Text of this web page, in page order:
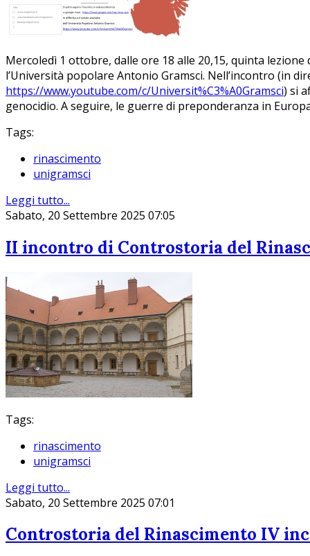
Mercoledì 1 ottobre, dalle ore 18 alle 20,15, quinta
l’Università popolare Antonio Gramsci. Nell’incontro (in
https://www.youtube.com/c/Universit%C3%A0Gramsci) si
genocidio. A seguire, le guerre di preponderanza in
Tags:
rinascimento
unigramsci
Leggi tutto...
Sabato, 20 Settembre 2025 07:05
II incontro di Controstoria del
Tags:
rinascimento
unigramsci
Leggi tutto...
Sabato, 20 Settembre 2025 07:01
Controstoria del Rinascimento IV